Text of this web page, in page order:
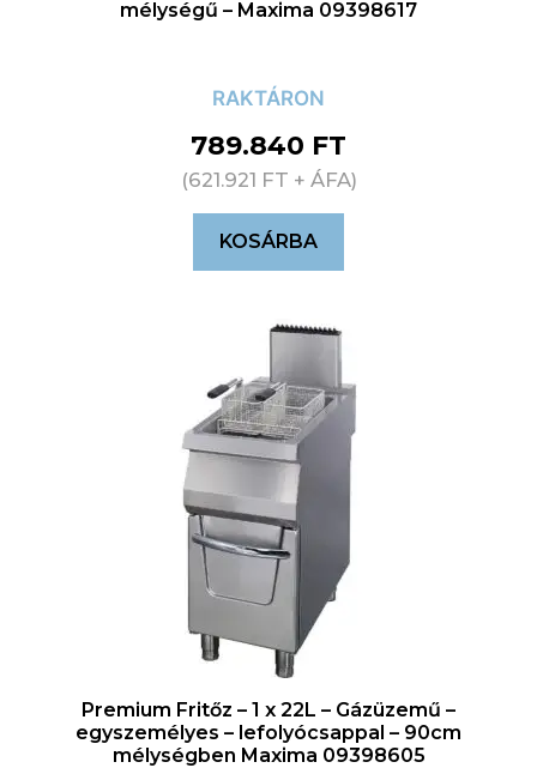
mélységű – Maxima 09398617
RAKTÁRON
789.840 FT
(621.921 FT + ÁFA)
KOSÁRBA
Premium Fritőz – 1 x 22L – Gázüzemű –
egyszemélyes – lefolyócsappal – 90cm
mélységben Maxima 09398605